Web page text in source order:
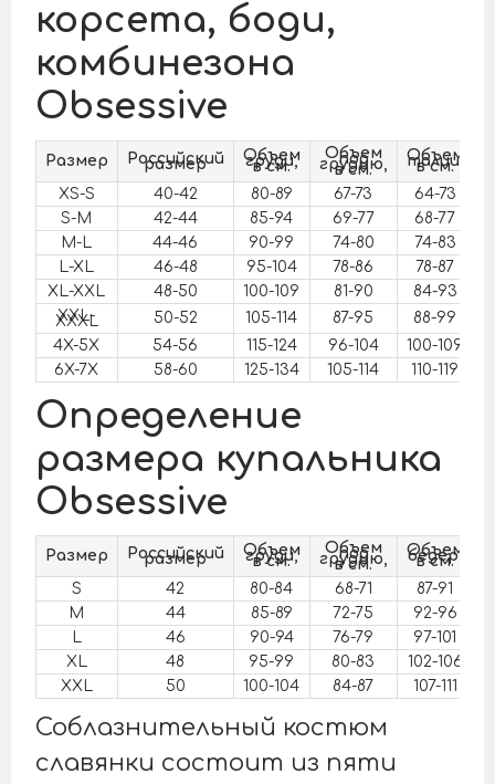
корсета, боди,
комбинезона
Obsessive
Размер Российский
размер
Объем
груди,
в см.
Объем
под
грудью,
в см.
Объем
талии,
в см.
XS-S
40-42 80-89 67-73 64-73
S-M
42-44 85-94 69-77 68-77
M-L
44-46 90-99 74-80 74-83
L-XL
46-48 95-104 78-86 78-87
XL-XXL
48-50 100-109 81-90 84-93
XXL-
XXXL 50-52 105-114 87-95 88-99
4X-5X
54-56 115-124 96-104 100-109
6X-7X
58-60 125-134 105-114 110-119
Определение
размера купальника
Obsessive
Размер Российский
размер
Объем
груди,
в см.
Объем
под
грудью,
в см.
Объем
бедер,
в см.
S
42 80-84 68-71
87-91
M
44 85-89 72-75
92-96
L
46 90-94 76-79
97-101
XL
48 95-99 80-83
102-106
XXL
50 100-104 84-87 107-111
Соблазнительный костюм
славянки состоит из пяти